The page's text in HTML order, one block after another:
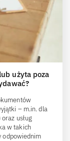
użyta poza
– m.in. dla
usług
w takich
odpowiednim